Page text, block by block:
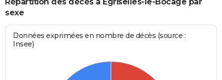
sexe
Données exprimées en nombre de décès (source :
Insee)